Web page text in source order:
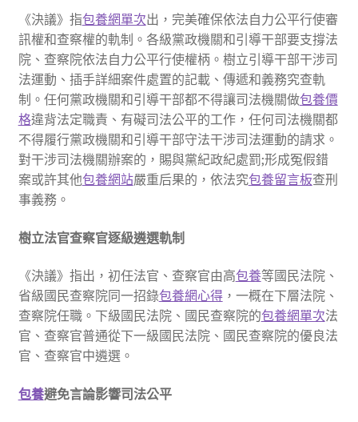
《決議》指包養網單次出，完美確保依法自力公平行使審
訊權和查察權的軌制。各級黨政機關和引導干部要支撐法
院、查察院依法自力公平行使權柄。樹立引導干部干涉司
法運動、插手詳細案件處置的記載、傳遞和義務究查軌
制。任何黨政機關和引導干部都不得讓司法機關做包養價
格違背法定職責、有礙司法公平的工作，任何司法機關都
不得履行黨政機關和引導干部守法干涉司法運動的請求。
對干涉司法機關辦案的，賜與黨紀政紀處罰;形成冤假錯
案或許其他包養網站嚴重后果的，依法究包養留言板查刑
事義務。
樹立法官查察官逐級遴選軌制
《決議》指出，初任法官、查察官由高包養等國民法院、
省級國民查察院同一招錄包養網心得，一概在下層法院、
查察院任職。下級國民法院、國民查察院的包養網單次法
官、查察官普通從下一級國民法院、國民查察院的優良法
官、查察官中遴選。
包養避免言論影響司法公平